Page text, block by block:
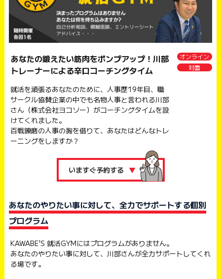
あなたの鍛えたい筋肉をポンプアップ！川部
トレーナーによる辛口コーチングタイム
就活を頑張るあなたのために、人事歴19年目、職
サークル協賛企業の中でも名物人事と言われる川部
さん（株式会社ヨコソー）がコーチングタイムを設
けてくれました。
百戦錬磨の人事の胸を借りて、あなたはどんなトレ
ーニングをしますか？
オンライン
対面
いますぐ予約する ▼
あなたのやりたい事に対して、全力でサポートする個別
プログラム
KAWABE'S 就活GYMにはプログラムがありません。
あなたのやりたい事に対して、川部さんが全力サポートしてくれ
る場です。